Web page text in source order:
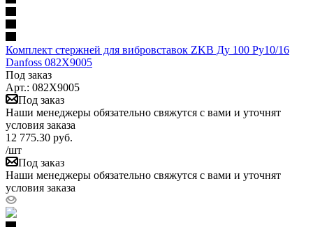
Комплект стержней для вибровставок ZKB Ду 100 Ру10/16
Danfoss 082X9005
Под заказ
Арт.: 082X9005
Под заказ
Наши менеджеры обязательно свяжутся с вами и уточнят
условия заказа
12 775.30 руб.
/шт
Под заказ
Наши менеджеры обязательно свяжутся с вами и уточнят
условия заказа